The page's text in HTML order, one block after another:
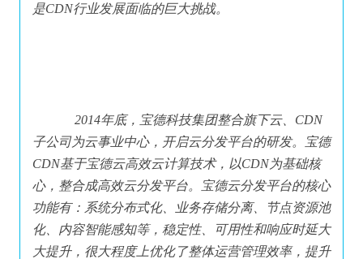
是CDN行业发展面临的巨大挑战。
2014年底，宝德科技集团整合旗下云、CDN
子公司为云事业中心，开启云分发平台的研发。宝德
CDN基于宝德云高效云计算技术，以CDN为基础核
心，整合成高效云分发平台。宝德云分发平台的核心
功能有：系统分布式化、业务存储分离、节点资源池
化、内容智能感知等，稳定性、可用性和响应时延大
大提升，很大程度上优化了整体运营管理效率，提升